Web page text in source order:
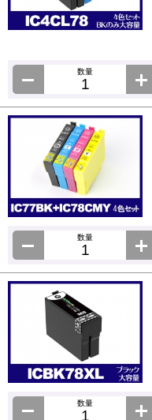
数量
数量
数量